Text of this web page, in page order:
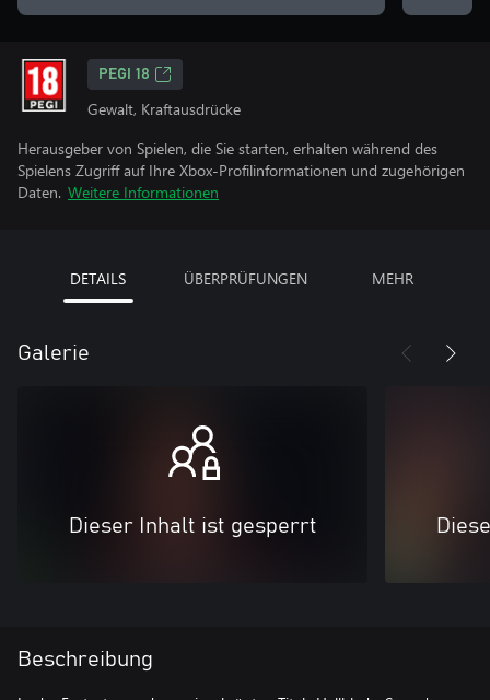
PEGI 18
Gewalt, Kraftausdrücke
Herausgeber von Spielen, die Sie starten, erhalten während des
Spielens Zugriff auf Ihre Xbox-Profilinformationen und zugehörigen
Daten. Weitere Informationen
DETAILS ÜBERPRÜFUNGEN MEHR
Galerie
Dieser Inhalt ist gesperrt
Beschreibung